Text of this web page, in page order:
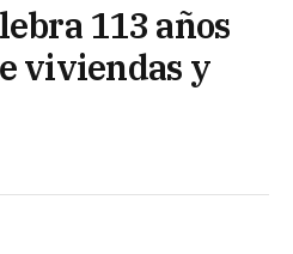
113 años
viviendas y